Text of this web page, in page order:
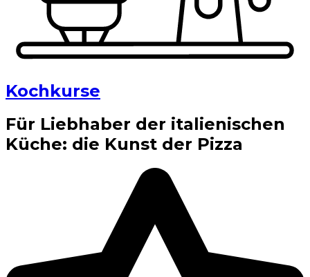
Kochkurse
Für Liebhaber der italienischen
Küche: die Kunst der Pizza